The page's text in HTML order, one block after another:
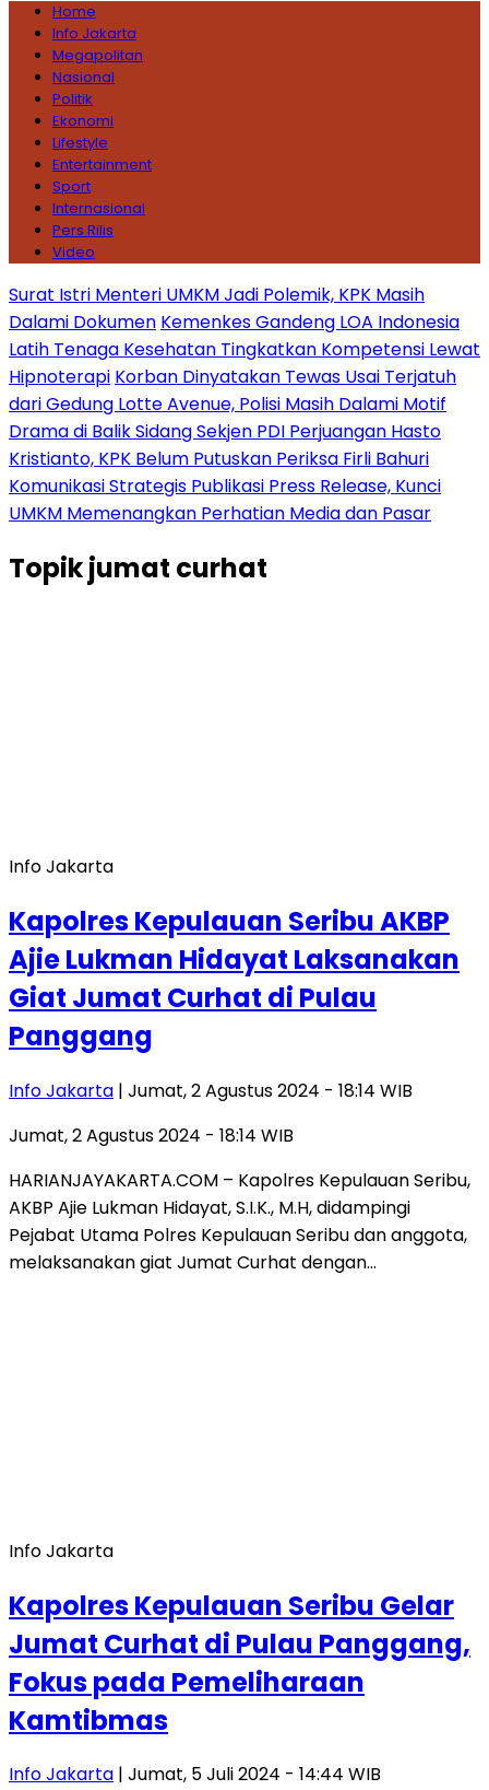
Home
Info Jakarta
Megapolitan
Nasional
Politik
Ekonomi
Lifestyle
Entertainment
Sport
Internasional
Pers Rilis
Video
Surat Istri Menteri UMKM Jadi Polemik, KPK Masih
Dalami Dokumen Kemenkes Gandeng LOA Indonesia
Latih Tenaga Kesehatan Tingkatkan Kompetensi Lewat
Hipnoterapi Korban Dinyatakan Tewas Usai Terjatuh
dari Gedung Lotte Avenue, Polisi Masih Dalami Motif
Drama di Balik Sidang Sekjen PDI Perjuangan Hasto
Kristianto, KPK Belum Putuskan Periksa Firli Bahuri
Komunikasi Strategis Publikasi Press Release, Kunci
UMKM Memenangkan Perhatian Media dan Pasar
Topikjumat curhat
Info Jakarta
Kapolres Kepulauan Seribu AKBP
Ajie Lukman Hidayat Laksanakan
Giat Jumat Curhat di Pulau
Panggang
Info Jakarta | Jumat, 2 Agustus 2024 - 18:14 WIB
Jumat, 2 Agustus 2024 - 18:14 WIB
HARIANJAYAKARTA.COM – Kapolres Kepulauan Seribu,
AKBP Ajie Lukman Hidayat, S.I.K., M.H, didampingi
Pejabat Utama Polres Kepulauan Seribu dan anggota,
melaksanakan giat Jumat Curhat dengan…
Info Jakarta
Kapolres Kepulauan Seribu Gelar
Jumat Curhat di Pulau Panggang,
Fokus pada Pemeliharaan
Kamtibmas
Info Jakarta | Jumat, 5 Juli 2024 - 14:44 WIB